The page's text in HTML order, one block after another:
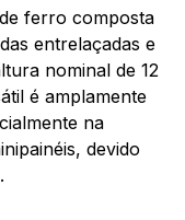
ferro composta
entrelaçadas e
nominal de 12
é amplamente
na
devido